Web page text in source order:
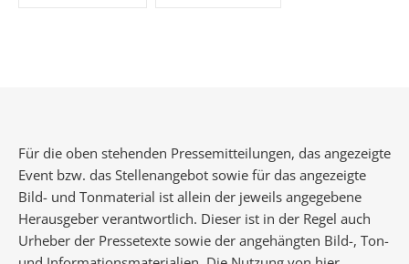
Für die oben stehenden Pressemitteilungen, das angezeigte
Event bzw. das Stellenangebot sowie für das angezeigte
Bild- und Tonmaterial ist allein der jeweils angegebene
Herausgeber verantwortlich. Dieser ist in der Regel auch
Urheber der Pressetexte sowie der angehängten Bild-, Ton-